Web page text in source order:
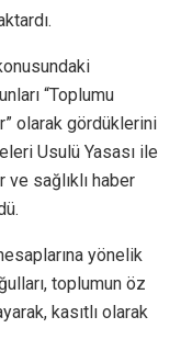
“Toplumu
olarak gördüklerini
Usulü Yasası ile
ve sağlıklı haber
yönelik
toplumun öz
kasıtlı olarak